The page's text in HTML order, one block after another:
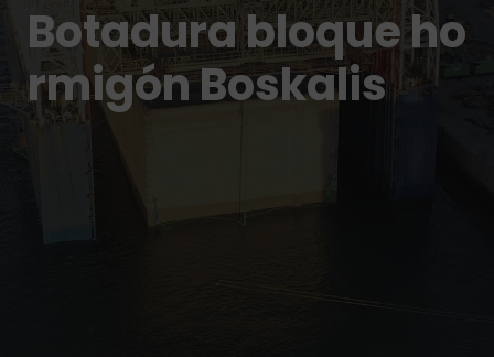
Botadura bloque ho
rmigón Boskalis